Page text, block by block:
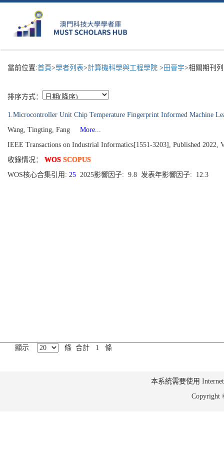
當前位置:首頁>學者列表>計算機科學與工程學院 > 田晉宇>相關期刊
排序方式：
1.Microcontroller Unit Chip Temperature Fingerprint Informed Machine
Wang, Tingting, Fang
More...
IEEE Transactions on Industrial Informatics[1551-3203], Published 2022,
收錄情况： WOS SCOPUS
WOS核心合集引用: 25 2025影響因子: 9.8 发表年影響因子: 12.3
顯示 條 合計 1 條
本系統需要使用
Copyright